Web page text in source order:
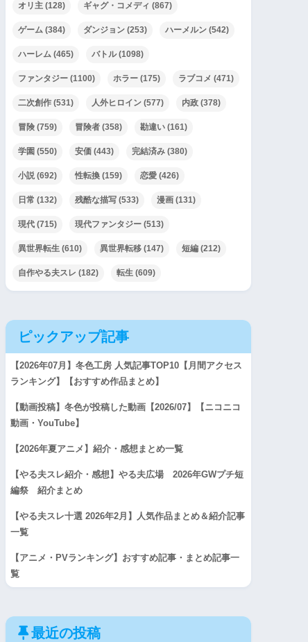
オリ主 (128) ギャグ・コメディ (867)
ゲーム (384) ダンジョン (253) ハーメルン (542)
ハーレム (465) バトル(1098)
ファンタジー (1100) ホラー (175) ラブコメ (471)
二次創作 (531) 人外ヒロイン (577) 内政 (378)
冒険 (759) 冒険者 (358) 勘違い (161)
学園 (550) 安価 (443) 完結済み (380)
小説(692) 性転換 (159) 恋愛 (426)
日常 (132) 残酷な描写 (533) 漫画 (131)
現代 (715) 現代ファンタジー (513)
異世界転生 (610) 異世界転移 (147) 短編 (212)
自作やる夫スレ (182) 転生 (609)
ピックアップ記事
【2026年07月】冬色工房 人気記事TOP10【月間アクセス
ランキング】【おすすめ作品まとめ】
【動画投稿】冬色が投稿した動画【2026/07】【ニコニコ
動画・YouTube】
【2026年夏アニメ】紹介・感想まとめ一覧
【やる夫スレ紹介・感想】やる夫広場 2026年GWプチ短
編祭 紹介まとめ
【やる夫スレ十選 2026年2月】人気作品まとめ＆紹介記事
一覧
【アニメ・PVランキング】おすすめ記事・まとめ記事一
覧
最近の投稿